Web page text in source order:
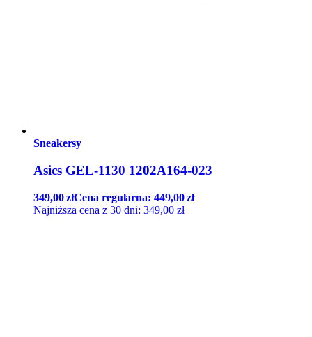
Sneakersy
Asics GEL-1130 1202A164-023
349,00złCena regularna:449,00zł
Najniższa cena z 30 dni: 349,00 zł